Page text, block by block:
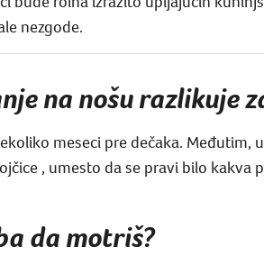
nezgode.
na nošu razlikuje
meseci pre dečaka.
, umesto da se pravi bilo kakva
da motriš?